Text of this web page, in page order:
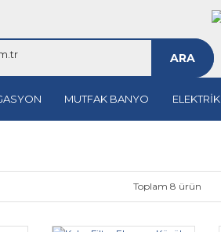
ARA
MUTFAK BANYO ELEKTRİK
Toplam 8 ürün